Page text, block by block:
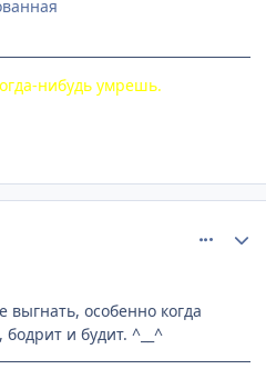
нибудь умрешь.
выгнать, особенно когда
и будит. ^__^